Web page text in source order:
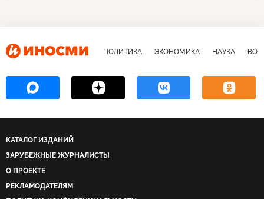
ПОЛИТИКА ЭКОНОМИКА НАУКА
КАТАЛОГ ИЗДАНИЙ
ЗАРУБЕЖНЫЕ ЖУРНАЛИСТЫ
О ПРОЕКТЕ
РЕКЛАМОДАТЕЛЯМ